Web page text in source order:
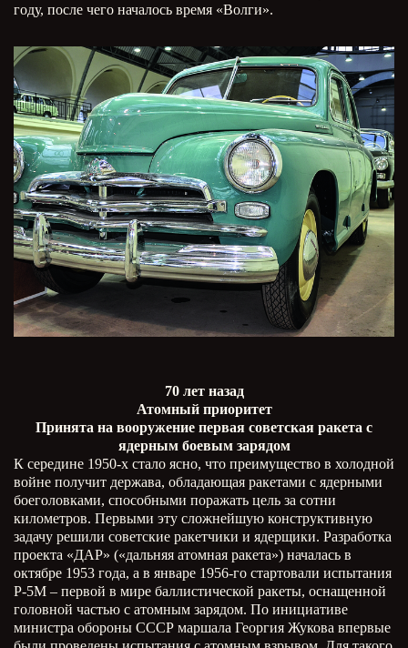
году, после чего началось время «Волги».
70 лет назад
Атомный приоритет
Принята на вооружение первая советская ракета с
ядерным боевым зарядом
К середине 1950-х стало ясно, что преимущество в холодной
войне получит держава, обладающая ракетами с ядерными
боеголовками, способными поражать цель за сотни
километров. Первыми эту сложнейшую конструктивную
задачу решили советские ракетчики и ядерщики. Разработка
проекта «ДАР» («дальняя атомная ракета») началась в
октябре 1953 года, а в январе 1956-го стартовали испытания
Р-5М – первой в мире баллистической ракеты, оснащенной
головной частью с атомным зарядом. По инициативе
министра обороны СССР маршала Георгия Жукова впервые